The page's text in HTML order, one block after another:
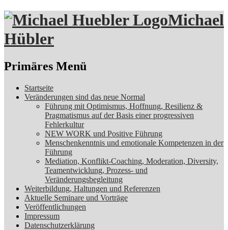
Michael
Hübler
Suchen
Primäres Menü
Zum
Inhalt
Startseite
Veränderungen sind das neue Normal
Führung mit Optimismus, Hoffnung, Resilienz &
Pragmatismus auf der Basis einer progressiven
Fehlerkultur
NEW WORK und Positive Führung
Menschenkenntnis und emotionale Kompetenzen in der
Führung
Mediation, Konflikt-Coaching, Moderation, Diversity,
Teamentwicklung, Prozess- und
Veränderungsbegleitung
Weiterbildung, Haltungen und Referenzen
Aktuelle Seminare und Vorträge
Veröffentlichungen
Impressum
Datenschutzerklärung